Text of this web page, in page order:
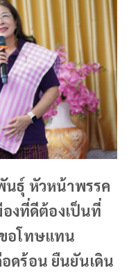
นธุ์ หัวหน้าพรรค
องที่ดีต้องเป็นที่
อโทษแทน
ดร้อน ยืนยันเดิน